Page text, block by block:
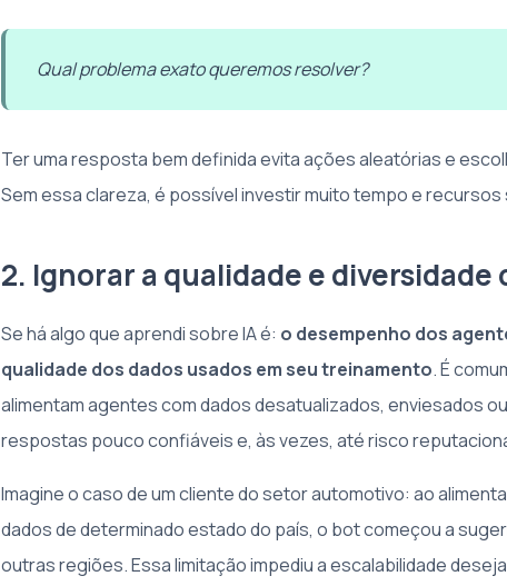
Qual problema exato queremos resolver?
Ter uma resposta bem definida evita ações aleatórias e
Sem essa clareza, é possível investir muito tempo e
2. Ignorar a qualidade e diversidade
Se há algo que aprendi sobre IA é: o desempenho dos
qualidade dos dados usados em seu treinamento. É
alimentam agentes com dados desatualizados, enviesados
respostas pouco confiáveis e, às vezes, até risco
Imagine o caso de um cliente do setor automotivo: ao
dados de determinado estado do país, o bot começou a
outras regiões. Essa limitação impediu a escalabilidade